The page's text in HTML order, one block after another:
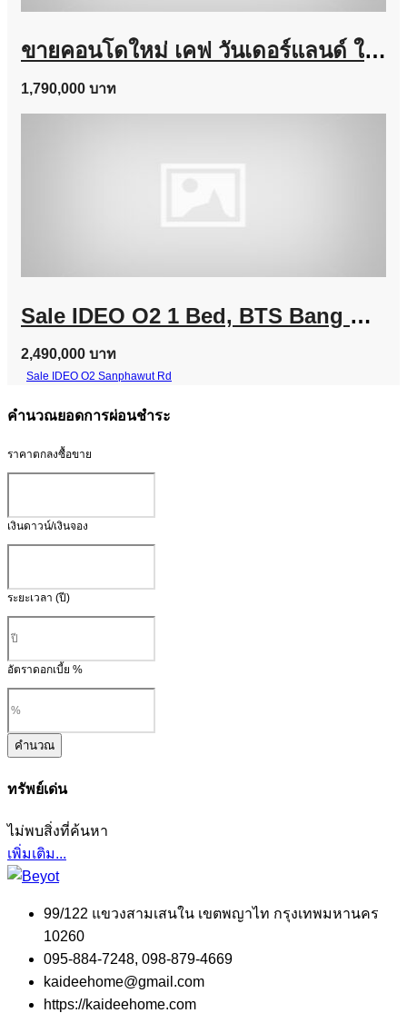
ขายคอนโดใหม่ เคฟ วันเดอร์แลนด์ ใกล้ ม.ธรรมศาสตร์ แต่งครบ พร้อมอยู่ เลี้ยงสัตว์ได้ โทร 0616161426
1,790,000 บาท
Sale IDEO O2 1 Bed, BTS Bang Na Line @757zwvfy
2,490,000 บาท
Sale IDEO O2 Sanphawut Rd
คำนวณยอดการผ่อนชำระ
ราคาตกลงซื้อขาย
เงินดาวน์/เงินจอง
ระยะเวลา (ปี)
อัตราดอกเบี้ย %
คำนวณ
ทรัพย์เด่น
ไม่พบสิ่งที่ค้นหา
เพิ่มเติม...
99/122 แขวงสามเสนใน เขตพญาไท กรุงเทพมหานคร
10260
095-884-7248, 098-879-4669
kaideehome@gmail.com
https://kaideehome.com